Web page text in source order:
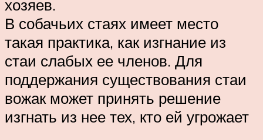
хозяев.
В собачьих стаях имеет место
такая практика, как изгнание из
стаи слабых ее членов. Для
поддержания существования стаи
вожак может принять решение
изгнать из нее тех, кто ей угрожает